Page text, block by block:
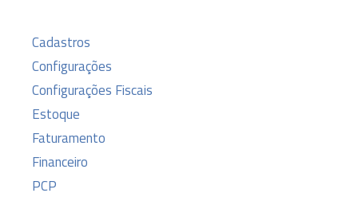
Cadastros
Configurações
Configurações Fiscais
Estoque
Faturamento
Financeiro
PCP